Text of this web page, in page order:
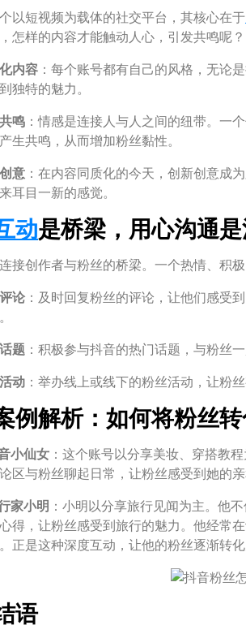
以短视频为载体的社交平台，其核心在于
怎样的内容才能触动人心，引发共鸣呢？
内容 ：每个账号都有自己的风格，无论
独特的魅力。
鸣 ：情感是连接人与人之间的纽带。一
生共鸣，从而增加粉丝黏性。
意 ：在内容同质化的今天，创新创意成
耳目一新的感觉。
动是桥梁，用心沟通
连接创作者与粉丝的桥梁。一个热情、积
论 ：及时回复粉丝的评论，让他们感受
题 ：积极参与抖音的热门话题，与粉丝
动 ：举办线上或线下的粉丝活动，让粉
例解析：如何将粉丝
小仙女 ：这个账号以分享美妆、穿搭教
区与粉丝聊起日常，让粉丝感受到她的
家小明 ：小明以分享旅行见闻为主。他
得，让粉丝感受到旅行的魅力。他经常
正是这种深度互动，让他的粉丝逐渐转化
语